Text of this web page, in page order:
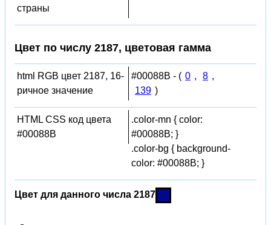
страны
Цвет по числу 2187, цветовая гамма
html RGB цвет 2187, 16-
ричное значение
#00088B - ( 0 , 8 ,
139 )
HTML CSS код цвета
#00088B
.color-mn { color:
#00088B; }
.color-bg { background-
color: #00088B; }
Цвет для данного числа 2187